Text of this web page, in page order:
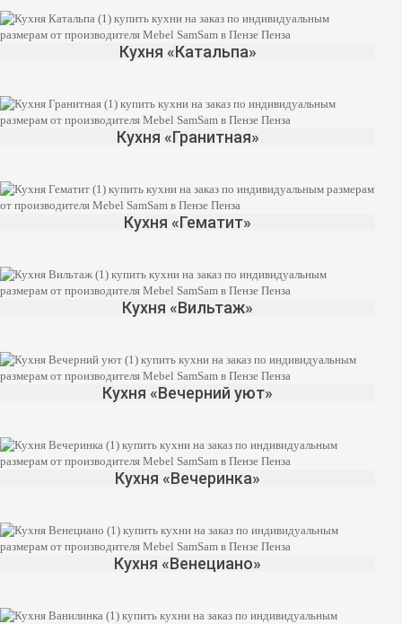
Кухня «Катальпа»
Кухня «Гранитная»
Кухня «Гематит»
Кухня «Вильтаж»
Кухня «Вечерний уют»
Кухня «Вечеринка»
Кухня «Венециано»